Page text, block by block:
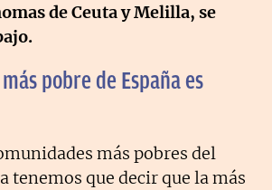
de Ceuta y Melilla, se
pobre de España es
más pobres del
tenemos que decir que la más